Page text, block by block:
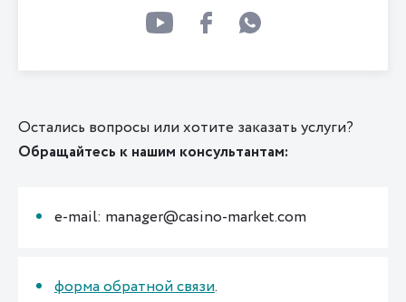
Остались вопросы или хотите заказать услуги?
Обращайтесь к нашим консультантам:
e-mail: manager@casino-market.com
форма обратной связи.